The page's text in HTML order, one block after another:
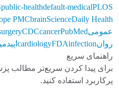
public-healthdefault-medicalPLOS
PMCbrainScienceDaily Health
عمومی
CDCcancerPubMed
روان
cardiologyFDAinfection
راهنمای سریع
برای پیدا کردن سریع‌تر مطالب
پرکاربرد استفاده کنید.